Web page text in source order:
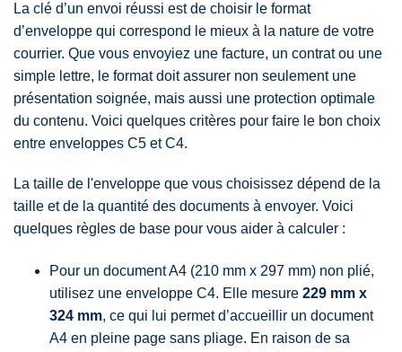
La clé d’un envoi réussi est de choisir le format
d’enveloppe qui correspond le mieux à la nature de votre
courrier. Que vous envoyiez une facture, un contrat ou une
simple lettre, le format doit assurer non seulement une
présentation soignée, mais aussi une protection optimale
du contenu. Voici quelques critères pour faire le bon choix
entre enveloppes C5 et C4.
La taille de l'enveloppe que vous choisissez dépend de la
taille et de la quantité des documents à envoyer. Voici
quelques règles de base pour vous aider à calculer :
Pour un document A4 (210 mm x 297 mm) non plié,
utilisez une enveloppe C4. Elle mesure 229 mm x
324 mm, ce qui lui permet d’accueillir un document
A4 en pleine page sans pliage. En raison de sa